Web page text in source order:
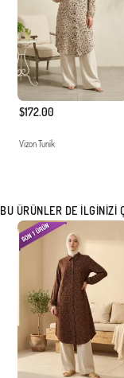
$172.00
Vizon Tunik
BU ÜRÜNLER DE İLGINIZI